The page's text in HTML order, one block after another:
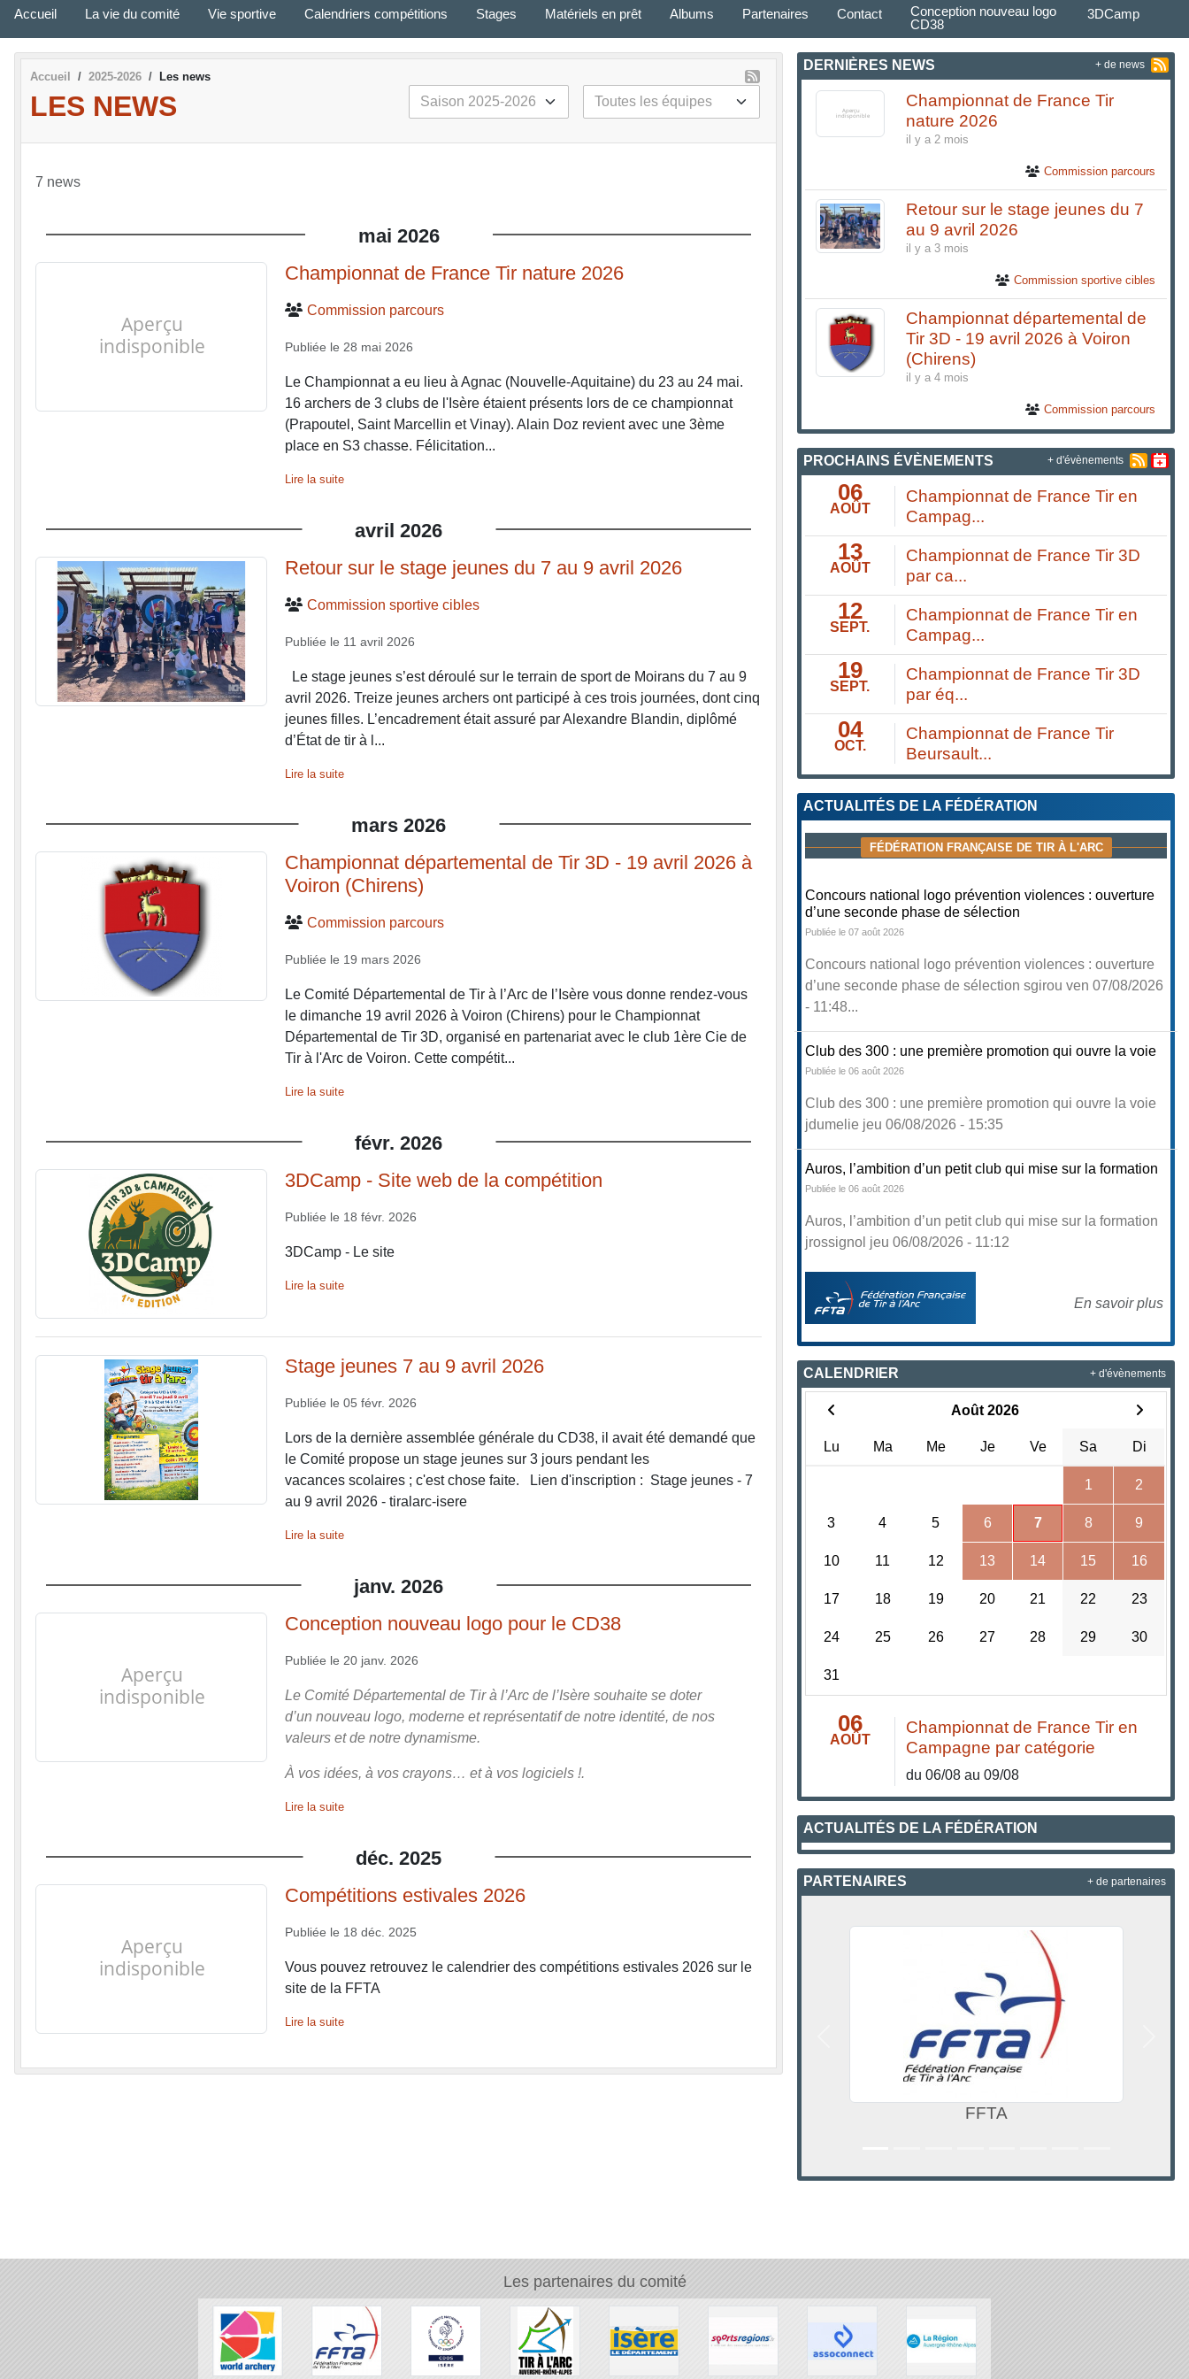
Accueil La vie du comité Vie sportive Calendriers compétitions Stages Matériels en prêt Albums Partenaires Contact
Conception nouveau logo
CD38
3DCamp
Accueil 2025-2026 Les news
LES NEWS
7 news
mai 2026
Championnat de France Tir nature 2026
Commission parcours
Publiée le 28 mai 2026
Le Championnat a eu lieu à Agnac (Nouvelle-Aquitaine) du 23 au 24 mai.
16 archers de 3 clubs de l'Isère étaient présents lors de ce championnat
(Prapoutel, Saint Marcellin et Vinay). Alain Doz revient avec une 3ème
place en S3 chasse. Félicitation...
Lire la suite
avril 2026
Retour sur le stage jeunes du 7 au 9 avril 2026
Commission sportive cibles
Publiée le 11 avril 2026
Le stage jeunes s’est déroulé sur le terrain de sport de Moirans du 7 au 9
avril 2026. Treize jeunes archers ont participé à ces trois journées, dont cinq
jeunes filles. L’encadrement était assuré par Alexandre Blandin, diplômé
d’État de tir à l...
Lire la suite
mars 2026
Championnat départemental de Tir 3D - 19 avril 2026 à
Voiron (Chirens)
Commission parcours
Publiée le 19 mars 2026
Le Comité Départemental de Tir à l’Arc de l’Isère vous donne rendez-vous
le dimanche 19 avril 2026 à Voiron (Chirens) pour le Championnat
Départemental de Tir 3D, organisé en partenariat avec le club 1ère Cie de
Tir à l'Arc de Voiron. Cette compétit...
Lire la suite
févr. 2026
3DCamp - Site web de la compétition
Publiée le 18 févr. 2026
3DCamp - Le site
Lire la suite
Stage jeunes 7 au 9 avril 2026
Publiée le 05 févr. 2026
Lors de la dernière assemblée générale du CD38, il avait été demandé que
le Comité propose un stage jeunes sur 3 jours pendant les
vacances scolaires ; c'est chose faite. Lien d'inscription : Stage jeunes - 7
au 9 avril 2026 - tiralarc-isere
Lire la suite
janv. 2026
Conception nouveau logo pour le CD38
Publiée le 20 janv. 2026
Le Comité Départemental de Tir à l’Arc de l’Isère souhaite se doter
d’un nouveau logo, moderne et représentatif de notre identité, de nos
valeurs et de notre dynamisme.
À vos idées, à vos crayons… et à vos logiciels !.
Lire la suite
déc. 2025
Compétitions estivales 2026
Publiée le 18 déc. 2025
Vous pouvez retrouvez le calendrier des compétitions estivales 2026 sur le
site de la FFTA
Lire la suite
DERNIÈRES NEWS
Championnat de France Tir
nature 2026
il y a 2 mois
Commission parcours
Retour sur le stage jeunes du 7
au 9 avril 2026
il y a 3 mois
Commission sportive cibles
Championnat départemental de
Tir 3D - 19 avril 2026 à Voiron
(Chirens)
il y a 4 mois
Commission parcours
+ de news
PROCHAINS ÉVÈNEMENTS
06
AOÛT
Championnat de France Tir en
Campag...
13
AOÛT
Championnat de France Tir 3D
par ca...
12
SEPT.
Championnat de France Tir en
Campag...
19
SEPT.
Championnat de France Tir 3D
par éq...
04
OCT.
Championnat de France Tir
Beursault...
+ d'évènements
ACTUALITÉS DE LA FÉDÉRATION
FÉDÉRATION FRANÇAISE DE TIR À L'ARC
Concours national logo prévention violences : ouverture
d’une seconde phase de sélection
Publiée le 07 août 2026
Concours national logo prévention violences : ouverture
d’une seconde phase de sélection sgirou ven 07/08/2026
- 11:48...
Club des 300 : une première promotion qui ouvre la voie
Publiée le 06 août 2026
Club des 300 : une première promotion qui ouvre la voie
jdumelie jeu 06/08/2026 - 15:35
Auros, l’ambition d’un petit club qui mise sur la formation
Publiée le 06 août 2026
Auros, l’ambition d’un petit club qui mise sur la formation
jrossignol jeu 06/08/2026 - 11:12
En savoir plus
CALENDRIER
Août 2026
Lu Ma Me Je Ve Sa Di
1 2
3 4 5 6 7 8 9
10 11 12 13 14 15 16
17 18 19 20 21 22 23
24 25 26 27 28 29 30
31
06
AOÛT
Championnat de France Tir en
Campagne par catégorie
du 06/08 au 09/08
+ d'évènements
ACTUALITÉS DE LA FÉDÉRATION
PARTENAIRES
CDOS ISERE
+ de partenaires
Les partenaires du comité